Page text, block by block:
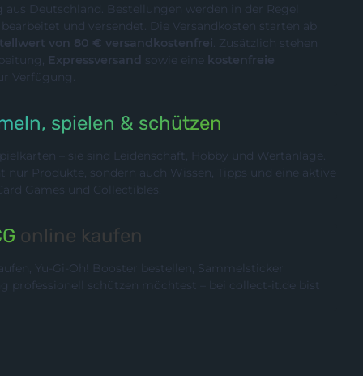
Deutschland. Bestellungen werden in der Regel
bearbeitet und versendet. Die Versandkosten starten ab
von 80 € versandkostenfrei. Zusätzlich stehen
Expressversand sowie eine kostenfreie
Verfügung.
spielen & schützen
– sie sind Leidenschaft, Hobby und Wertanlage.
Produkte, sondern auch Wissen, Tipps und eine aktive
Games und Collectibles.
online kaufen
Yu-Gi-Oh! Booster bestellen, Sammelsticker
professionell schützen möchtest – bei collect-it.de bist